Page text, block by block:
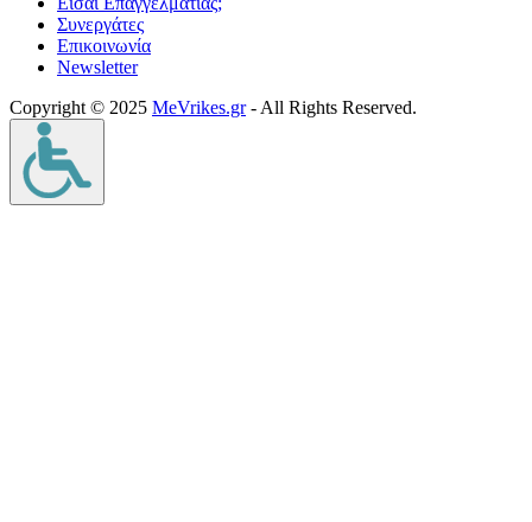
Συνεργάτες
Επικοινωνία
Νewsletter
Copyright © 2025 MeVrikes.gr- All Rights Reserved.